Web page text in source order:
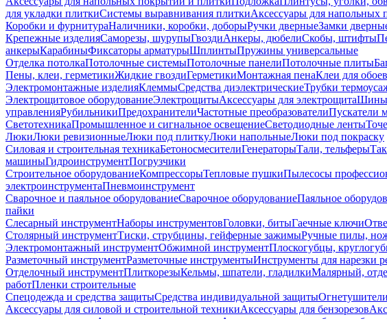
для укладки плиткиСистемы выравнивания плиткиАксессуары для напольных
Коробки и фурнитураНаличники, коробки, доборыРучки дверныеЗамки
Крепежные изделияСаморезы, шурупыГвоздиАнкеры, дюбелиСкобы, штифты
анкерыКарабиныФиксаторы арматурыШплинтыПружины универсальные
Отделка потолкаПотолочные системыПотолочные панелиПотолочные плиты
Пены, клеи, герметикиЖидкие гвоздиГерметикиМонтажная пенаКлеи для обоев
Электромонтажные изделияКлеммыСредства диэлектрическиеТрубки
Электрощитовое оборудованиеЭлектрощитыАксессуары для электрощитаШины
управленияРубильникиПредохранителиЧастотные преобразователиПускатели
СветотехникаПромышленное и сигнальное освещениеСветодиодные ленты
ЛюкиЛюки ревизионныеЛюки под плиткуЛюки напольныеЛюки под покраску
Силовая и строительная техникаБетоносмесителиГенераторыТали, тельферы
машиныГидроинструментПогрузчики
Строительное оборудованиеКомпрессорыТепловые пушкиПылесосы
электроинструментаПневмоинструмент
Сварочное и паяльное оборудованиеСварочное оборудованиеПаяльное
пайки
Слесарный инструментНаборы инструментовГоловки, битыГаечные ключи
Столярный инструментТиски, струбцины, гейферные зажимыРучные пилы,
Электромонтажный инструментОбжимной инструментПлоскогубцы,
Разметочный инструментРазметочные инструментыИнструменты для нарезки
Отделочный инструментПлиткорезыКельмы, шпатели, гладилкиМалярный,
работПленки строительные
Спецодежда и средства защитыСредства индивидуальной защитыОгнетушители
Аксессуары для силовой и строительной техникиАксессуары для бензорезов